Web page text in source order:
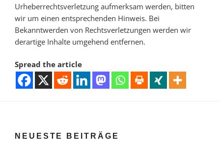
Urheberrechtsverletzung aufmerksam werden, bitten
wir um einen entsprechenden Hinweis. Bei
Bekanntwerden von Rechtsverletzungen werden wir
derartige Inhalte umgehend entfernen.
Spread the article
NEUESTE BEITRÄGE